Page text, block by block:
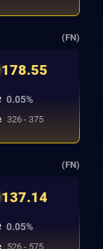
(FN)
178.55
0.05%
326 - 375
(FN)
137.14
0.05%
526 - 575